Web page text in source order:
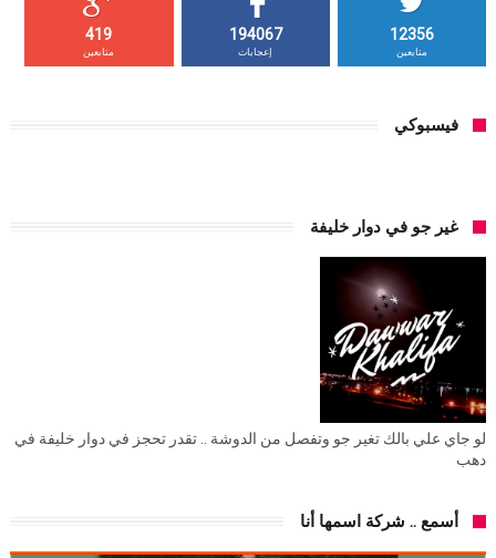
12356
متابعين
194067
إعجابات
419
متابعين
فيسبوكي
غير جو في دوار خليفة
لو جاي علي بالك تغير جو وتفصل من الدوشة .. تقدر تحجز في دوار خليفة في
دهب
أسمع .. شركة اسمها أنا